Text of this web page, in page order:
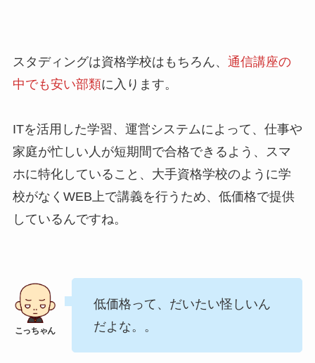
スタディングは資格学校はもちろん、 通信講座の
中でも安い部類に入ります。
ITを活用した学習、運営システムによって、仕事や
家庭が忙しい人が短期間で合格できるよう、スマ
ホに特化していること、大手資格学校のように学
校がなくWEB上で講義を行うため、低価格で提供
しているんですね。
低価格って、だいたい怪しいん
だよな。。